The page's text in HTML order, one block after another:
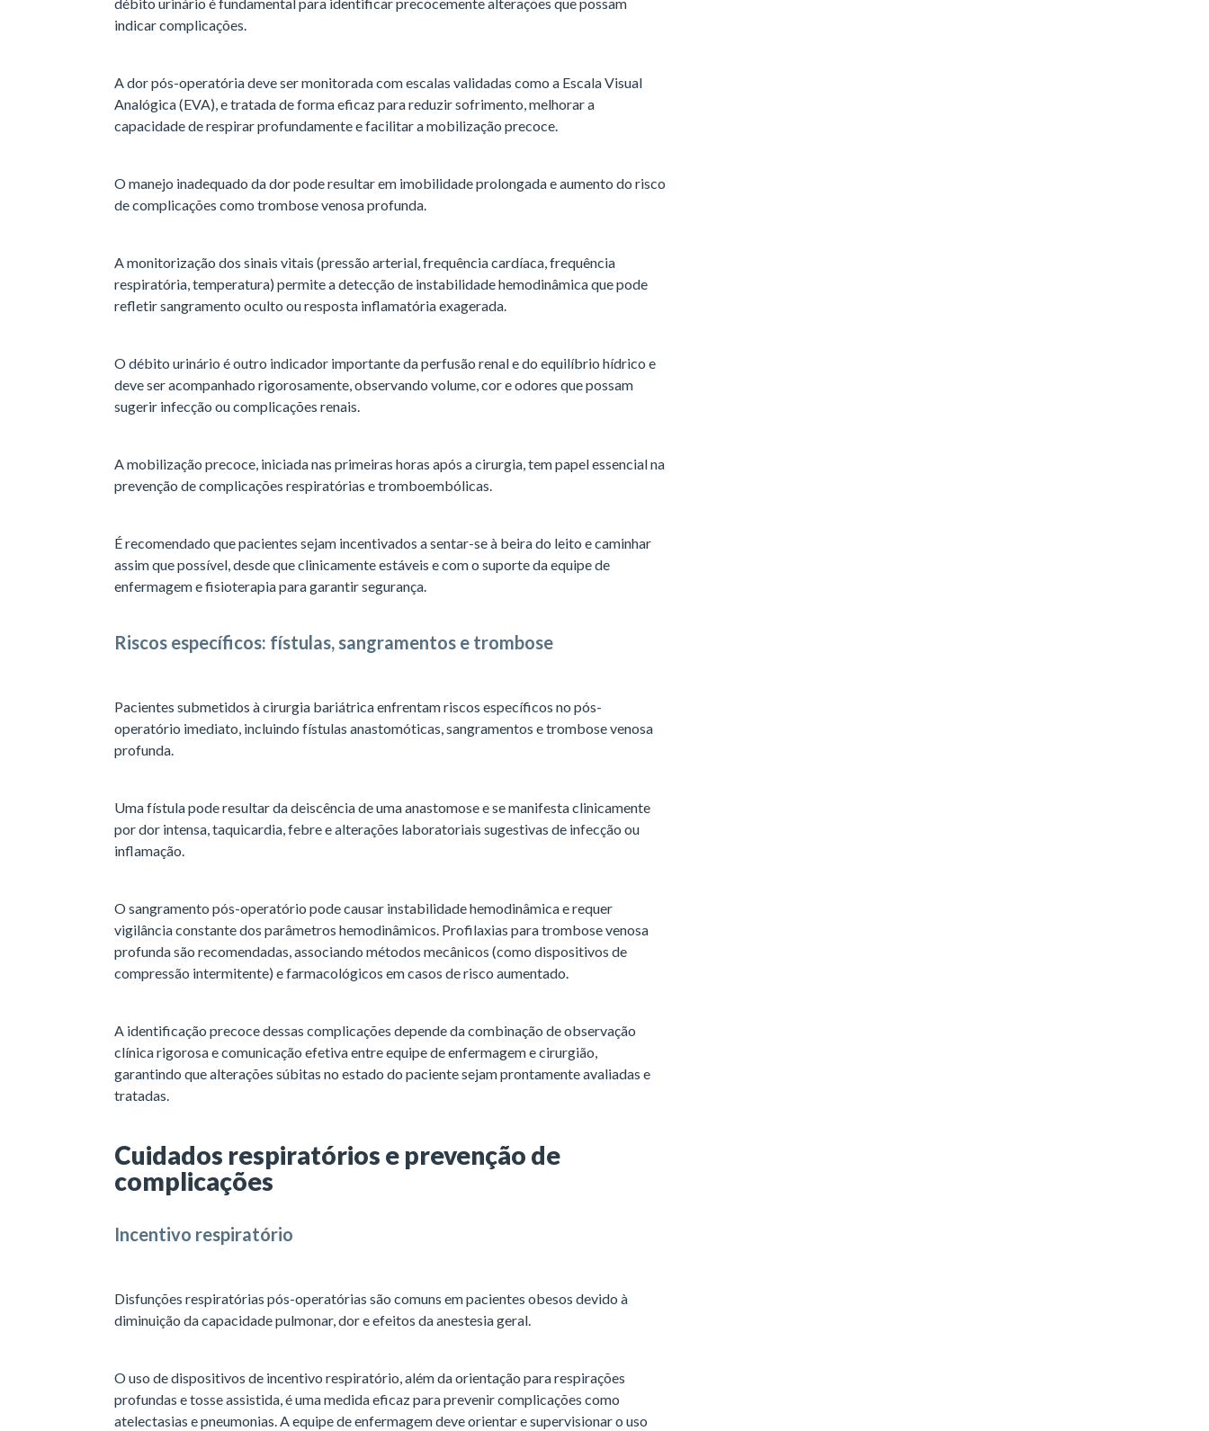
indicar complicações.
A dor pós-operatória deve ser monitorada com escalas validadas como a Escala Visual
Analógica (EVA), e tratada de forma eficaz para reduzir sofrimento, melhorar a
capacidade de respirar profundamente e facilitar a mobilização precoce.
O manejo inadequado da dor pode resultar em imobilidade prolongada e aumento do risco
de complicações como trombose venosa profunda.
A monitorização dos sinais vitais (pressão arterial, frequência cardíaca, frequência
respiratória, temperatura) permite a detecção de instabilidade hemodinâmica que pode
refletir sangramento oculto ou resposta inflamatória exagerada.
O débito urinário é outro indicador importante da perfusão renal e do equilíbrio hídrico e
deve ser acompanhado rigorosamente, observando volume, cor e odores que possam
sugerir infecção ou complicações renais.
A mobilização precoce, iniciada nas primeiras horas após a cirurgia, tem papel essencial na
prevenção de complicações respiratórias e tromboembólicas.
É recomendado que pacientes sejam incentivados a sentar-se à beira do leito e caminhar
assim que possível, desde que clinicamente estáveis e com o suporte da equipe de
enfermagem e fisioterapia para garantir segurança.
Riscos específicos: fístulas, sangramentos e trombose
Pacientes submetidos à cirurgia bariátrica enfrentam riscos específicos no pós-
operatório imediato, incluindo fístulas anastomóticas, sangramentos e trombose venosa
profunda.
Uma fístula pode resultar da deiscência de uma anastomose e se manifesta clinicamente
por dor intensa, taquicardia, febre e alterações laboratoriais sugestivas de infecção ou
inflamação.
O sangramento pós-operatório pode causar instabilidade hemodinâmica e requer
vigilância constante dos parâmetros hemodinâmicos. Profilaxias para trombose venosa
profunda são recomendadas, associando métodos mecânicos (como dispositivos de
compressão intermitente) e farmacológicos em casos de risco aumentado.
A identificação precoce dessas complicações depende da combinação de observação
clínica rigorosa e comunicação efetiva entre equipe de enfermagem e cirurgião,
garantindo que alterações súbitas no estado do paciente sejam prontamente avaliadas e
tratadas.
Cuidados respiratórios e prevenção de
complicações
Incentivo respiratório
Disfunções respiratórias pós-operatórias são comuns em pacientes obesos devido à
diminuição da capacidade pulmonar, dor e efeitos da anestesia geral.
O uso de dispositivos de incentivo respiratório, além da orientação para respirações
profundas e tosse assistida, é uma medida eficaz para prevenir complicações como
atelectasias e pneumonias. A equipe de enfermagem deve orientar e supervisionar o uso